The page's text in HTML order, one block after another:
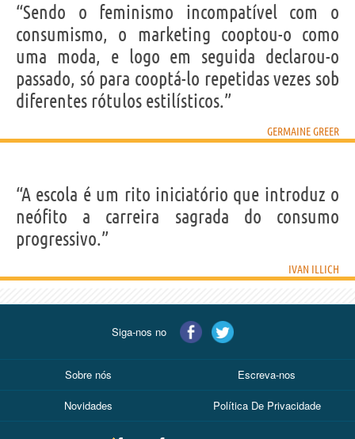
“Sendo o feminismo incompatível com o
consumismo, o marketing cooptou-o como
uma moda, e logo em seguida declarou-o
passado, só para cooptá-lo repetidas vezes sob
diferentes rótulos estilísticos.”
GERMAINE GREER
“A escola é um rito iniciatório que introduz o
neófito a carreira sagrada do consumo
progressivo.”
IVAN ILLICH
Siga-nos no
Sobre nós Escreva-nos
Novidades Política De Privacidade